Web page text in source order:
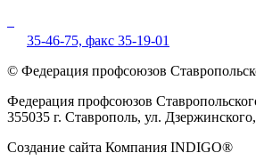
35-46-75, факс 35-19-01
© Федерация профсоюзов
Федерация профсоюзов
355035 г. Ставрополь, ул.
Создание сайта Компания INDIGO®